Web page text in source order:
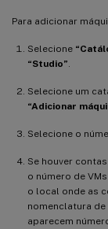
Para adicionar
Selecione
“Studio”
Selecione um
“Adicionar
Selecione o
Se houver
o número de
o local onde as
nomenclatura
aparecem